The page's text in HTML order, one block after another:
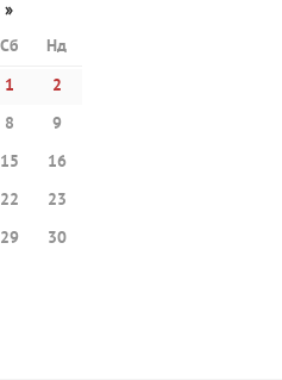
Сб
Нд
1
2
8
9
15
16
22
23
29
30